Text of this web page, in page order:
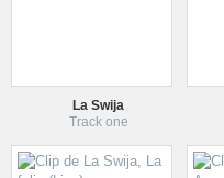
La Swija
Track one